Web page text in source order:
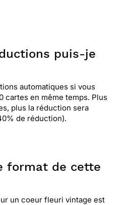
puis-je
automatiques si vous
cartes en même temps. Plus
plus la réduction sera
de réduction).
format de cette
un coeur fleuri vintage est